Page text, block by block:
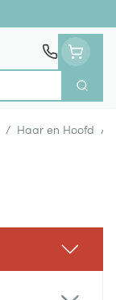
Zoek
/ Haar en Hoofd /